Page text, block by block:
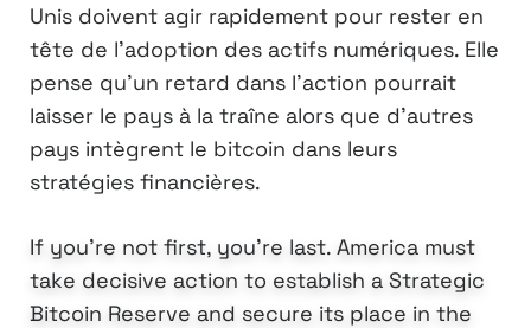
Unis doivent agir rapidement pour rester en
tête de l’adoption des actifs numériques. Elle
pense qu’un retard dans l’action pourrait
laisser le pays à la traîne alors que d’autres
pays intègrent le bitcoin dans leurs
stratégies financières.
If you’re not first, you’re last. America must
take decisive action to establish a Strategic
Bitcoin Reserve and secure its place in the